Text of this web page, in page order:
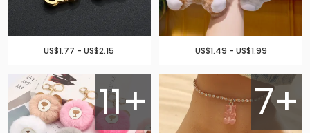
US$1.49 - US$1.99
US$1.77 - US$2.15
7+
11+